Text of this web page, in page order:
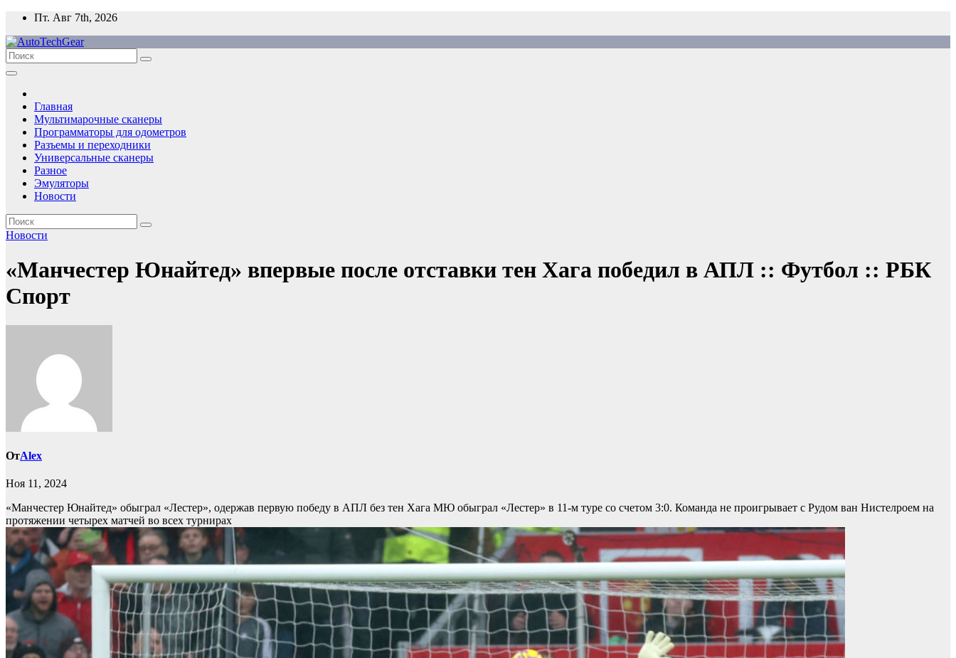
Перейти
содержимому
Пт. Авг 7th, 2026
Главная
Мультимарочные сканеры
Программаторы для одометров
Разъемы и переходники
Универсальные сканеры
Разное
Эмуляторы
Новости
Новости
«Манчестер Юнайтед» впервые после отставки тен Хага победил в АПЛ :: Футбол :: РБК
Спорт
ОтAlex
Ноя 11, 2024
«Манчестер Юнайтед» обыграл «Лестер», одержав первую победу в АПЛ без тен Хага МЮ обыграл «Лестер» в 11-м туре со счетом 3:0. Команда не проигрывает с Рудом ван Нистелроем на
протяжении четырех матчей во всех турнирах